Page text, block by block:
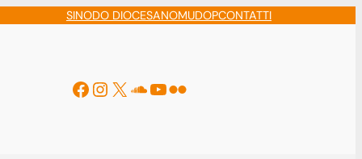
SINODO DIOCESANOMUDOPCONTATTI
Facebook
Instagram
X Soundcloud
YouTube
Flickr